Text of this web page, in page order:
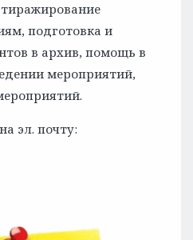
подготовка и
в архив, помощь в
мероприятий,
эл. почту: